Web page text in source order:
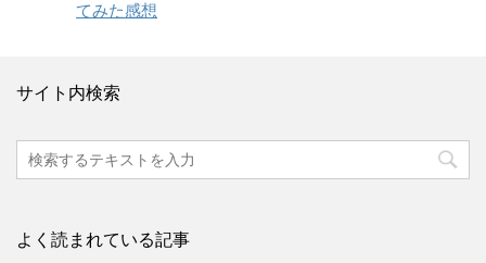
てみた感想
サイト内検索
よく読まれている記事